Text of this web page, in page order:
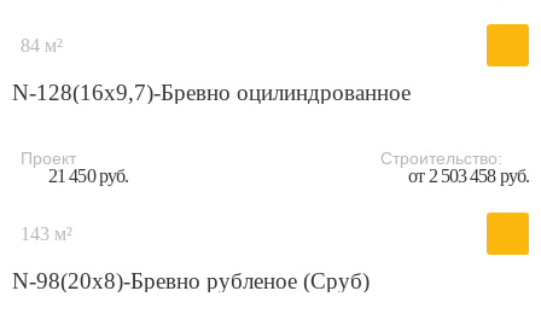
84 м²
N-128(16x9,7)-Бревно оцилиндрованное
Проект
21 450 руб.
Строительство:
от 2 503 458 руб.
143 м²
N-98(20х8)-Бревно рубленое (Сруб)